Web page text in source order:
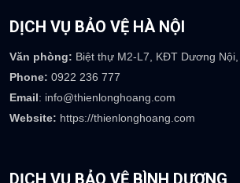
Phòng kinh doanh :
Phòng nhân sự :
Phòng kế toán :
Số điện thoại:0917.369.237
Văn phòng: Biệt thự M2-L7, KĐT Dương Nội,